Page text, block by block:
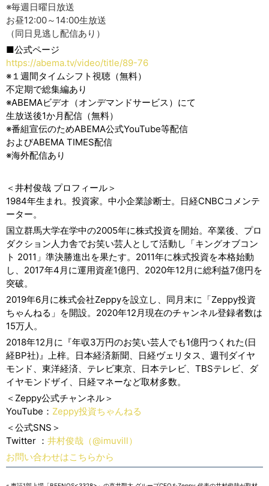
※毎週日曜日放送
お昼12:00～14:00生放送
（同日見逃し配信あり）
■公式ページ
https://abema.tv/video/title/89-76
※１週間タイムシフト視聴（無料）
不定期で総集編あり
※ABEMAビデオ（オンデマンドサービス）にて
生放送後1か月配信（無料）
※番組宣伝のためABEMA公式YouTube等配信
およびABEMA TIMES配信
※海外配信あり
＜井村俊哉 プロフィール＞
1984年生まれ。投資家。中小企業診断士。日経CNBCコメンテ
ーター。
国立群馬大学在学中の2005年に株式投資を開始。卒業後、プロ
ダクション人力舎でお笑い芸人として活動し「キングオブコン
ト 2011」準決勝進出を果たす。2011年に株式投資を本格始動
し、2017年4月に運用資産1億円、2020年12月に総利益7億円を
突破。
2019年6月に株式会社Zeppyを設立し、同月末に「Zeppy投資
ちゃんねる」を開設。2020年12月現在のチャンネル登録者数は
15万人。
2018年12月に『年収3万円のお笑い芸人でも1億円つくれた(日
経BP社)』上梓。日本経済新聞、日経ヴェリタス、週刊ダイヤ
モンド、東洋経済、テレビ東京、日本テレビ、TBSテレビ、ダ
イヤモンドザイ、日経マネーなど取材多数。
＜Zeppy公式チャンネル＞
YouTube： Zeppy投資ちゃんねる
＜公式SNS＞
Twitter ： 井村俊哉（@imuvill）
お問い合わせはこちらから